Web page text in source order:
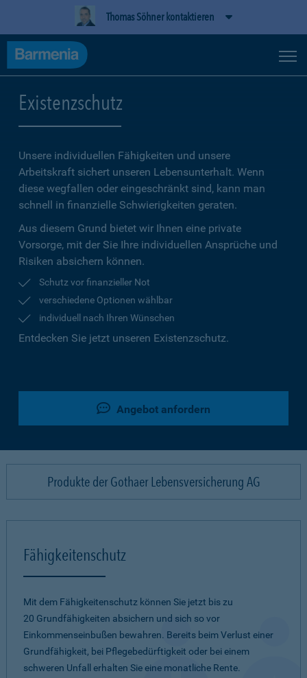
Thomas Söhner kontaktieren
Existenzschutz
Unsere individuellen Fähigkeiten und unsere
Arbeitskraft sichert unseren Lebensunterhalt. Wenn
diese wegfallen oder eingeschränkt sind, kann man
schnell in finanzielle Schwierigkeiten geraten.
Aus diesem Grund bietet wir Ihnen eine private
Vorsorge, mit der Sie Ihre individuellen Ansprüche und
Risiken absichern können.
Schutz vor finanzieller Not
verschiedene Optionen wählbar
individuell nach Ihren Wünschen
Entdecken Sie jetzt unseren Existenzschutz.
Angebot anfordern
Produkte der Gothaer Lebensversicherung AG
Fähigkeitenschutz
Mit dem Fähigkeitenschutz können Sie jetzt bis zu
20 Grundfähigkeiten absichern und sich so vor
Einkommenseinbußen bewahren. Bereits beim Verlust einer
Grundfähigkeit, bei Pflegebedürftigkeit oder bei einem
schweren Unfall erhalten Sie eine monatliche Rente.